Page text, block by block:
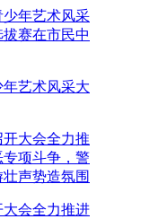
年艺术风采大
会全力推进